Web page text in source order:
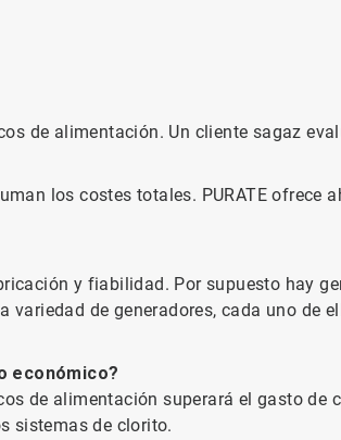
de alimentación. Un cliente sagaz
los costes totales. PURATE ofrece
y fiabilidad. Por supuesto hay
variedad de generadores, cada uno de
económico?
de alimentación superará el gasto de
sistemas de clorito.